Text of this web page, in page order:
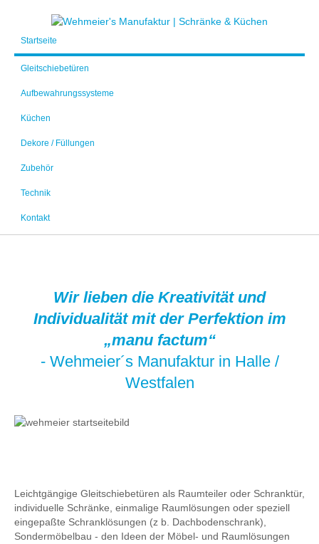
Startseite
Gleitschiebetüren
Aufbewahrungssysteme
Küchen
Dekore / Füllungen
Zubehör
Technik
Kontakt
Wir lieben die Kreativität und
Individualität mit der Perfektion im
„manu factum“
- Wehmeier´s Manufaktur in Halle /
Westfalen
Leichtgängige Gleitschiebetüren als Raumteiler oder Schranktür,
individuelle Schränke, einmalige Raumlösungen oder speziell
eingepaßte Schranklösungen (z b. Dachbodenschrank),
Sondermöbelbau - den Ideen der Möbel- und Raumlösungen